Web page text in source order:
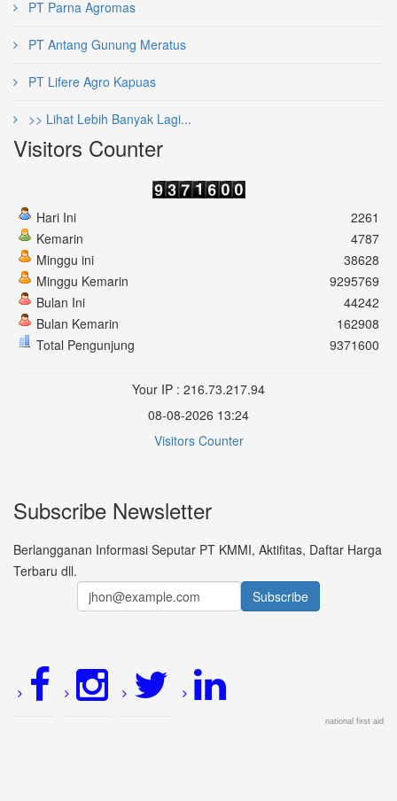
PT Parna Agromas
PT Antang Gunung Meratus
PT Lifere Agro Kapuas
>> Lihat Lebih Banyak Lagi...
Visitors Counter
Hari Ini
Kemarin
Minggu ini
Minggu Kemarin
Bulan Ini
Bulan Kemarin
Total Pengunjung
2261
4787
38628
9295769
44242
162908
9371600
Your IP : 216.73.217.94
08-08-2026 13:24
Visitors Counter
Subscribe Newsletter
Berlangganan Informasi Seputar PT KMMI, Aktifitas, Daftar Harga
Terbaru dll.
national first aid